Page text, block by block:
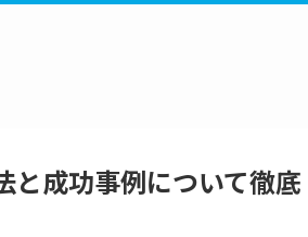
成功事例について徹底